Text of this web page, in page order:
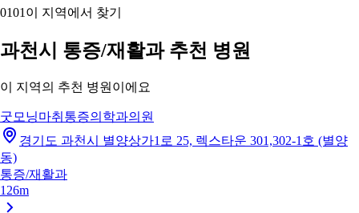
0101 이 지역에서 찾기
과천시 통증/재활과 추천 병원
이 지역의 추천 병원이에요
굿모닝마취통증의학과의원
경기도 과천시 별양상가1로 25, 렉스타운 301,302-1호 (별양
동)
통증/재활과
126m